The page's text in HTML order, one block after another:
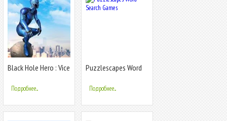
Black Hole Hero : Vice
Подробнее...
Puzzlescapes Word
Подробнее...